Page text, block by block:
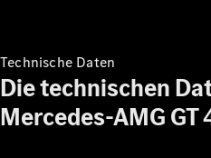
Räder &
Reifen
Fahrzeugzubehör
Ladezubehör
Technische Daten
Die technischen
Mercedes-AMG GT